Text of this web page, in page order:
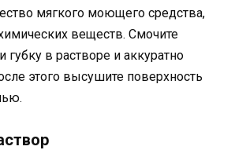
мягкого моющего средства,
веществ. Смочите
губку в растворе и аккуратно
этого высушите поверхность